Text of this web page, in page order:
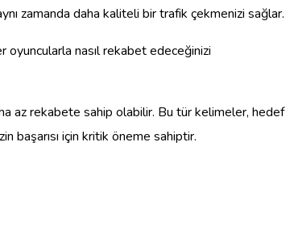
zamanda daha kaliteli bir trafik çekmenizi sağlar.
oyuncularla nasıl rekabet edeceğinizi
az rekabete sahip olabilir. Bu tür kelimeler, hedef
başarısı için kritik öneme sahiptir.